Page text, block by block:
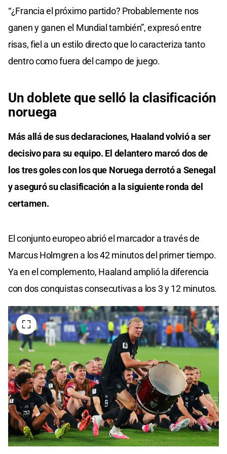
“¿Francia el próximo partido? Probablemente nos
ganen y ganen el Mundial también”, expresó entre
risas, fiel a un estilo directo que lo caracteriza tanto
dentro como fuera del campo de juego.
Un doblete que selló la clasificación
noruega
Más allá de sus declaraciones, Haaland volvió a ser
decisivo para su equipo. El delantero marcó dos de
los tres goles con los que Noruega derrotó a Senegal
y aseguró su clasificación a la siguiente ronda del
certamen.
El conjunto europeo abrió el marcador a través de
Marcus Holmgren a los 42 minutos del primer tiempo.
Ya en el complemento, Haaland amplió la diferencia
con dos conquistas consecutivas a los 3 y 12 minutos.